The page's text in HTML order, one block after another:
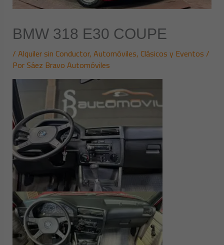
BMW 318 E30 COUPE
/Alquiler sin Conductor,Automóviles, Clásicos y Eventos/
PorSáez Bravo Automóviles